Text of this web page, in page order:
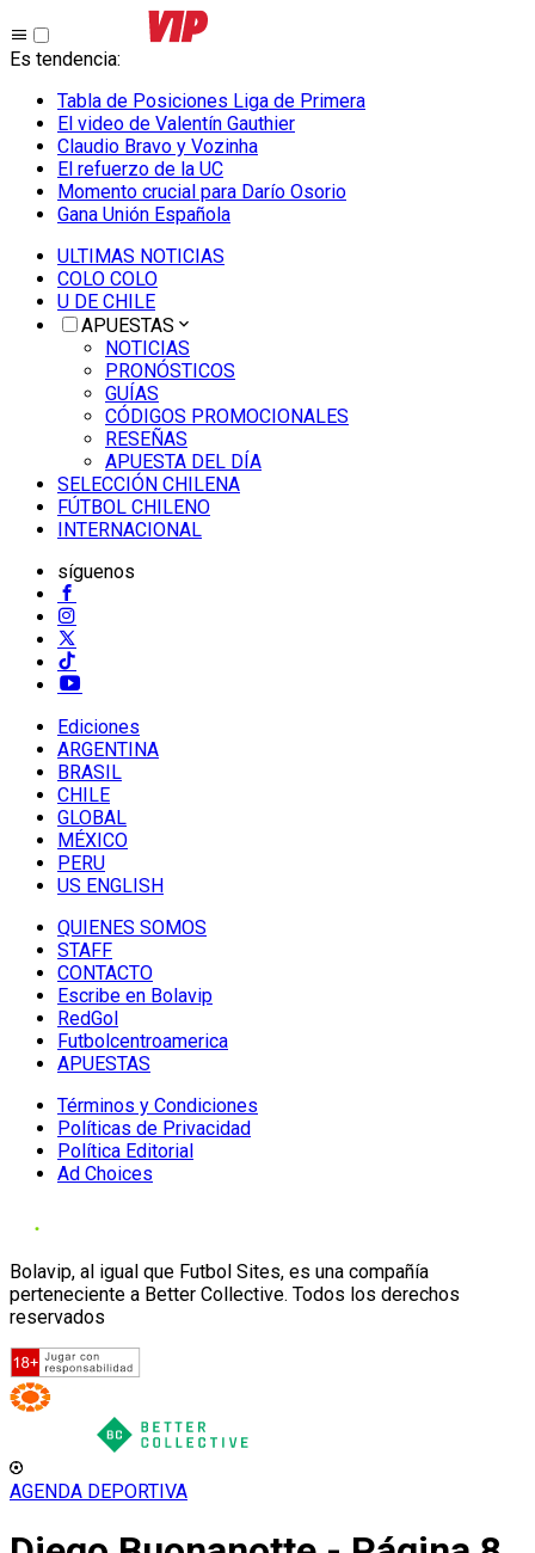
Es tendencia:
Tabla de Posiciones Liga de Primera
El video de Valentín Gauthier
Claudio Bravo y Vozinha
El refuerzo de la UC
Momento crucial para Darío Osorio
Gana Unión Española
ULTIMAS NOTICIAS
COLO COLO
U DE CHILE
APUESTAS
NOTICIAS
PRONÓSTICOS
GUÍAS
CÓDIGOS PROMOCIONALES
RESEÑAS
APUESTA DEL DÍA
SELECCIÓN CHILENA
FÚTBOL CHILENO
INTERNACIONAL
síguenos
Ediciones
ARGENTINA
BRASIL
CHILE
GLOBAL
MÉXICO
PERU
US ENGLISH
QUIENES SOMOS
STAFF
CONTACTO
Escribe en Bolavip
RedGol
Futbolcentroamerica
APUESTAS
Términos y Condiciones
Políticas de Privacidad
Política Editorial
Ad Choices
Bolavip, al igual que Futbol Sites, es una compañía
perteneciente a Better Collective. Todos los derechos
reservados
AGENDA DEPORTIVA